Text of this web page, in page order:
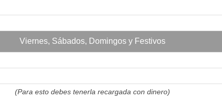
Viernes, Sábados, Domingos y Festivos
(Para esto debes tenerla recargada con dinero)